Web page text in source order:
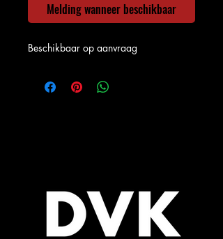
Melding wanneer beschikbaar
Beschikbaar op aanvraag